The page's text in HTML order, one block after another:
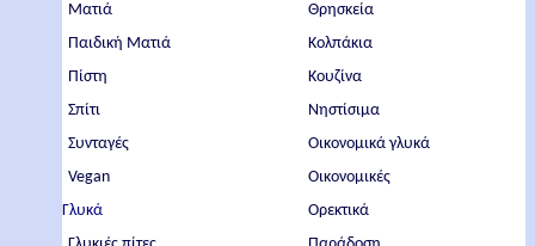
Ματιά
Παιδική Ματιά
Πίστη
Σπίτι
Συνταγές
Vegan
Γλυκά
Θρησκεία
Κολπάκια
Κουζίνα
Νηστίσιμα
Οικονομικά γλυκά
Οικονομικές
Ορεκτικά